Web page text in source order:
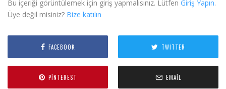
Bu içeriği görüntülemek için giriş yapmalısınız. Lütfen Giriş Yapın.
Üye değil misiniz? Bize katılın
FACEBOOK TWITTER
PINTEREST EMAIL